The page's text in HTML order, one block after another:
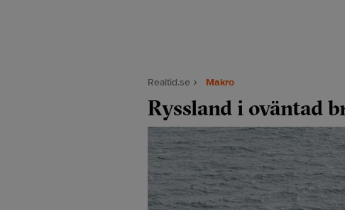
Realtid.se Makro
Ryssland i oväntad